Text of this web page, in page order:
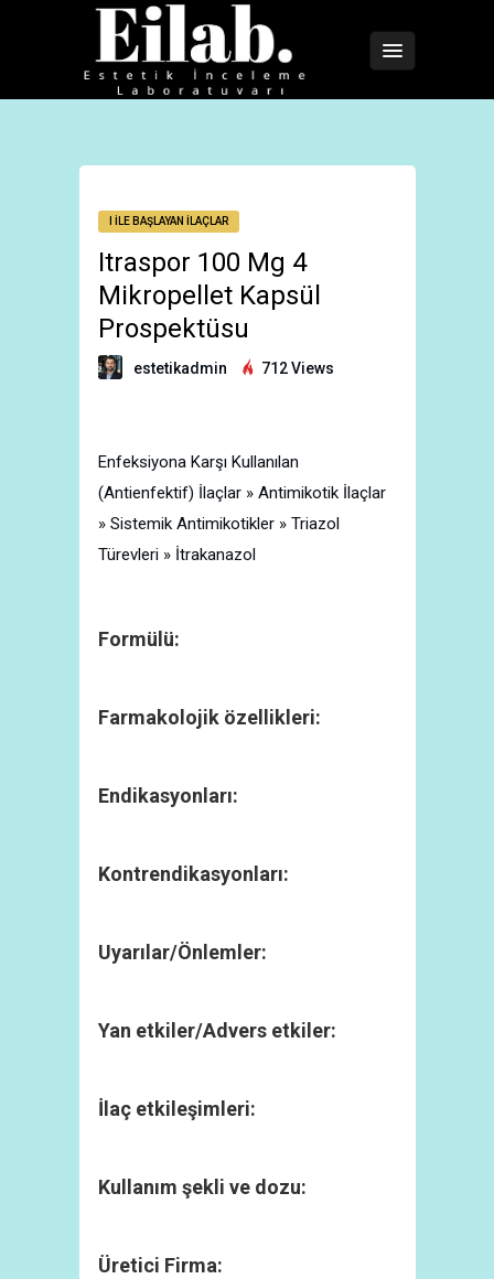
I İLE BAŞLAYAN İLAÇLAR
Itraspor 100 Mg 4
Mikropellet Kapsül
Prospektüsu
estetikadmin 712 Views
Enfeksiyona Karşı Kullanılan
(Antienfektif) İlaçlar » Antimikotik İlaçlar
» Sistemik Antimikotikler » Triazol
Türevleri » İtrakanazol
Formülü:
Farmakolojik özellikleri:
Endikasyonları:
Kontrendikasyonları:
Uyarılar/Önlemler:
Yan etkiler/Advers etkiler:
İlaç etkileşimleri:
Kullanım şekli ve dozu:
Üretici Firma: